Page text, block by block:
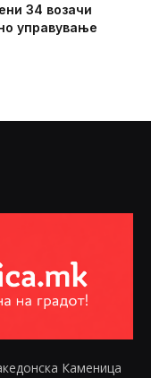
34 возачи
управување
Каменица